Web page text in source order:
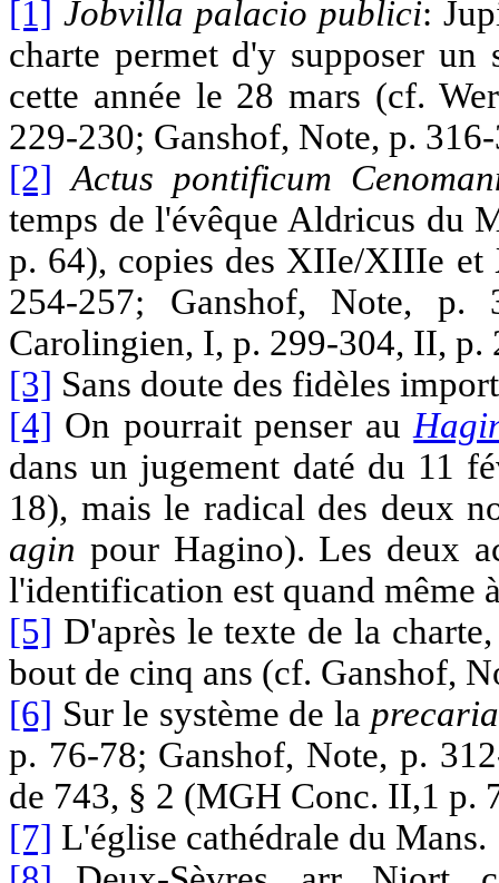
[1] Jobvilla palacio publici:
charte permet d'y supposer
cette année le 28 mars (cf.
229-230; Ganshof, Note, p.
[2] Actus pontificum
temps de l'évêque Aldricus du
p. 64), copies des XIIe/XIIIe et
254-257; Ganshof, Note,
Carolingien, I, p. 299-304, II, p.
[3] Sans doute des fidèles
[4] On pourrait penser au
dans un jugement daté du 11
18), mais le radical des deux
agin pour Hagino). Les deux
l'identification est quand même
[5] D'après le texte de la
bout de cinq ans (cf. Ganshof,
[6] Sur le système de la
p. 76-78; Ganshof, Note, p.
de 743, § 2 (MGH Conc. II,1 p.
[7] L'église cathédrale du Mans.